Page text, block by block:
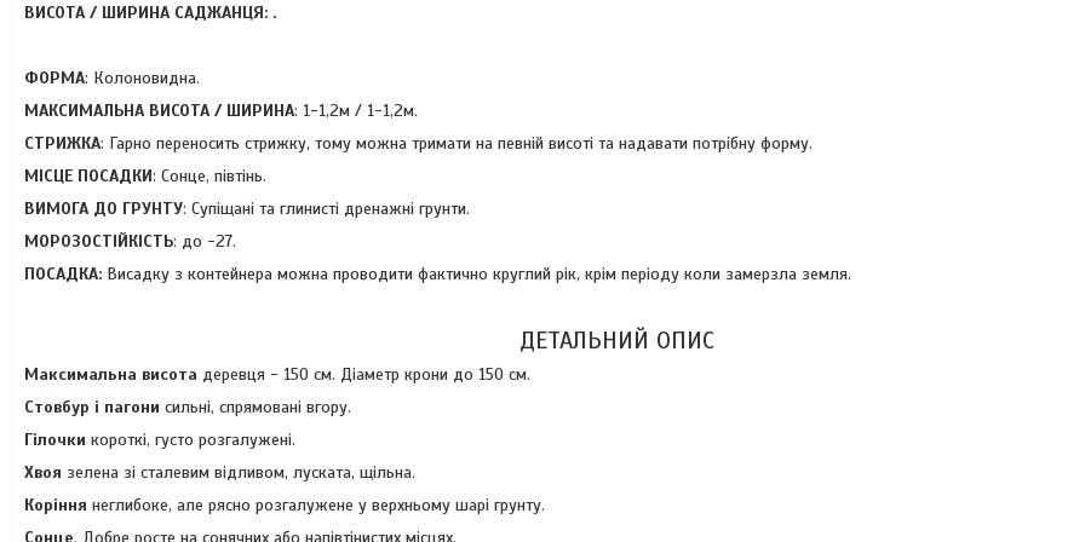
ВИСОТА / ШИРИНА САДЖАНЦЯ: .
ФОРМА: Колоновидна.
МАКСИМАЛЬНА ВИСОТА / ШИРИНА: 1-1,2м / 1-1,2м.
СТРИЖКА: Гарно переносить стрижку, тому можна тримати на певній висоті та надавати потрібну форму.
МІСЦЕ ПОСАДКИ: Сонце, півтінь.
ВИМОГА ДО ГРУНТУ: Супіщані та глинисті дренажні грунти.
МОРОЗОСТІЙКІСТЬ: до -27.
ПОСАДКА: Висадку з контейнера можна проводити фактично круглий рік, крім періоду коли замерзла земля.
ДЕТАЛЬНИЙ ОПИС
Максимальна висота деревця - 150 см. Діаметр крони до 150 см.
Стовбур і пагони сильні, спрямовані вгору.
Гілочки короткі, густо розгалужені.
Хвоя зелена зі сталевим відливом, луската, щільна.
Коріння неглибоке, але рясно розгалужене у верхньому шарі грунту.
Сонце. Добре росте на сонячних або напівтінистих місцях.